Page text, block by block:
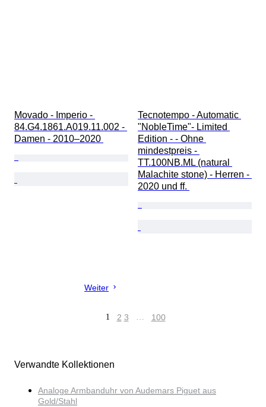
Movado - Imperio -
84.G4.1861.A019.11.002 -
Damen - 2010–2020
Tecnotempo - Automatic
"NobleTime"- Limited
Edition - - Ohne
mindestpreis -
TT.100NB.ML (natural
Malachite stone) - Herren -
2020 und ff.
Weiter
1 2 3 … 100
Verwandte Kollektionen
Analoge Armbanduhr von Audemars Piguet aus
Gold/Stahl